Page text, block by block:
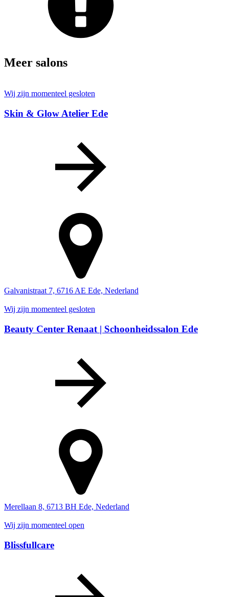
Meer salons
Wij zijn momenteel gesloten
Skin & Glow Atelier Ede
Galvanistraat 7, 6716 AE Ede, Nederland
Wij zijn momenteel gesloten
Beauty Center Renaat | Schoonheidssalon Ede
Merellaan 8, 6713 BH Ede, Nederland
Wij zijn momenteel open
Blissfullcare